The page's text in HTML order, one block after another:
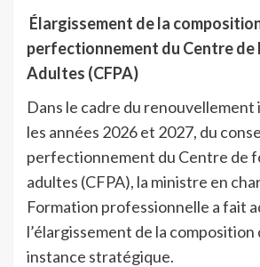
Élargissement de la
perfectionnement du Centre de
Adultes (CFPA)
Dans le cadre du
les années 2026 et 2027, du
perfectionnement du Centre de
adultes (CFPA), la ministre en
Formation professionnelle a fait
l’élargissement de la
instance stratégique.